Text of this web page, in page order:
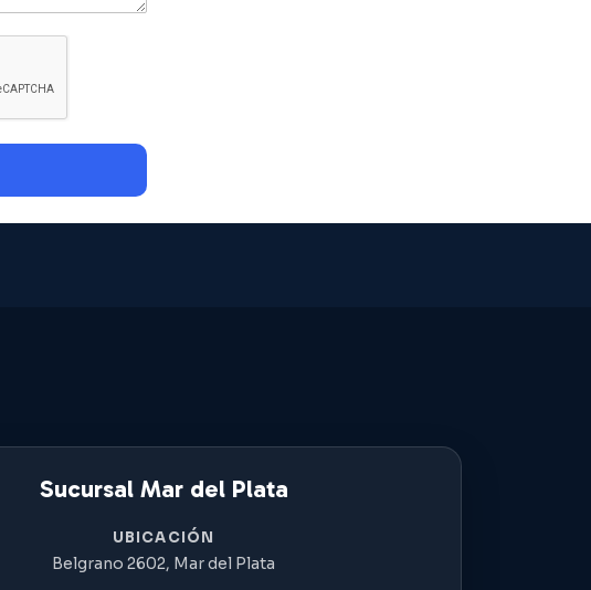
Sucursal Mar del Plata
UBICACIÓN
Belgrano 2602, Mar del Plata